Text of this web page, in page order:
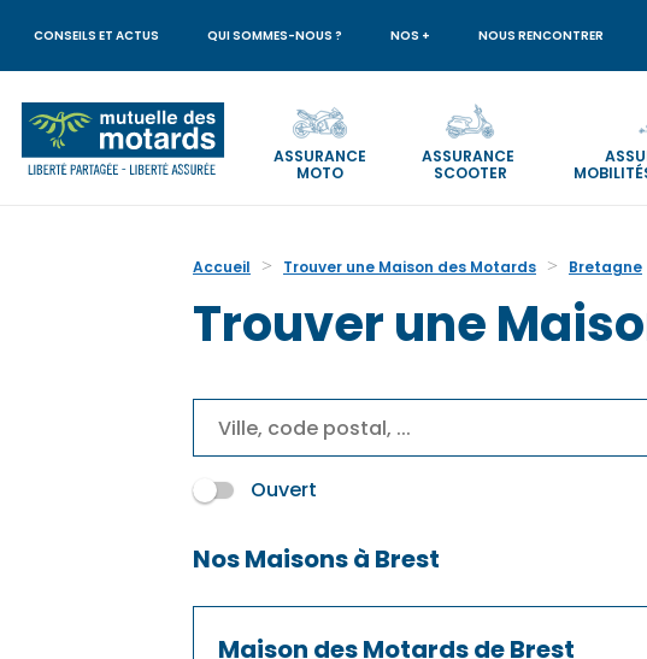
principal
CONSEILS ET ACTUS QUI SOMMES-NOUS ? NOS + NOUS RENCONTRER
ASSURANCE
MOTO
ASSURANCE
SCOOTER
Accueil Trouver une Maison des Motards Bretagne
Trouver une
Ouvert
Nos Maisons à Brest
Maison des Motards de Brest